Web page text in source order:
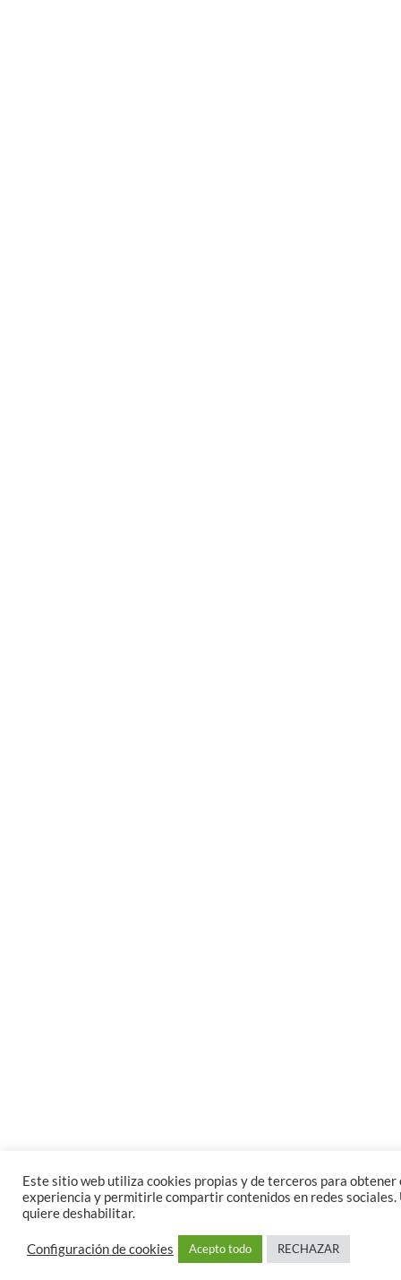
Este sitio web utiliza cookies propias y de terceros para
experiencia y permitirle compartir contenidos en redes
quiere deshabilitar.
Configuración de cookies Acepto todo RECHAZAR